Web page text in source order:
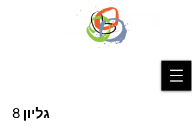
גליון 8